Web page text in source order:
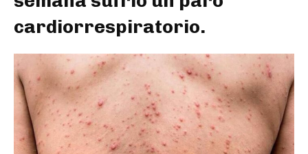
cardiorrespiratorio.